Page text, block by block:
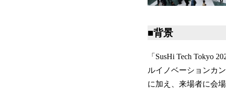
■背景
「SusHi Tech Tokyo
ルイノベーションカ
に加え、来場者に会